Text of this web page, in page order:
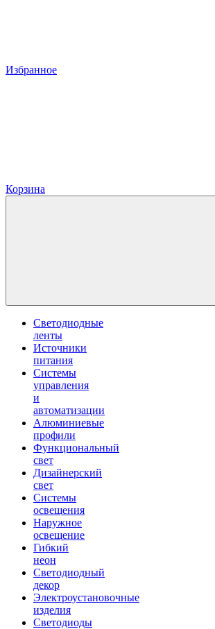
Избранное
Корзина
Светодиодные
ленты
Источники
питания
Системы
управления
и
автоматизации
Алюминиевые
профили
Функциональный
свет
Дизайнерский
свет
Системы
освещения
Наружное
освещение
Гибкий
неон
Светодиодный
декор
Электроустановочные
изделия
Светодиоды